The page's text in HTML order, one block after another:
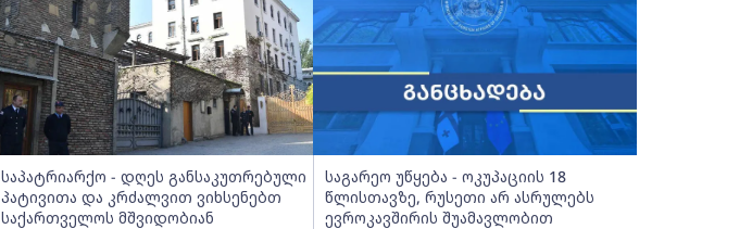
საპატრიარქო - დღეს განსაკუთრებული
პატივითა და კრძალვით ვიხსენებთ
საქართველოს მშვიდობიან
საგარეო უწყება - ოკუპაციის 18
წლისთავზე, რუსეთი არ ასრულებს
ევროკავშირის შუამავლობით